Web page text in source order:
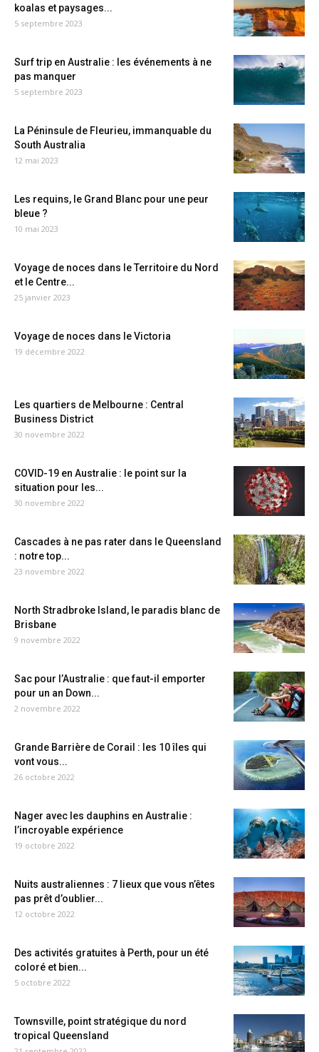
koalas et paysages...
5 septembre 2023
Surf trip en Australie : les événements à ne
pas manquer
5 septembre 2023
La Péninsule de Fleurieu, immanquable du
South Australia
12 mai 2023
Les requins, le Grand Blanc pour une peur
bleue ?
10 mai 2023
Voyage de noces dans le Territoire du Nord
et le Centre...
25 janvier 2023
Voyage de noces dans le Victoria
19 décembre 2022
Les quartiers de Melbourne : Central
Business District
30 novembre 2022
COVID-19 en Australie : le point sur la
situation pour les...
30 novembre 2022
Cascades à ne pas rater dans le Queensland
: notre top...
23 novembre 2022
North Stradbroke Island, le paradis blanc de
Brisbane
9 novembre 2022
Sac pour l’Australie : que faut-il emporter
pour un an Down...
2 novembre 2022
Grande Barrière de Corail : les 10 îles qui
vont vous...
26 octobre 2022
Nager avec les dauphins en Australie :
l’incroyable expérience
19 octobre 2022
Nuits australiennes : 7 lieux que vous n’êtes
pas prêt d’oublier...
12 octobre 2022
Des activités gratuites à Perth, pour un été
coloré et bien...
5 octobre 2022
Townsville, point stratégique du nord
tropical Queensland